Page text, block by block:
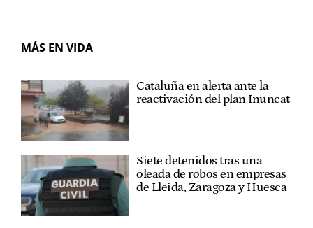
MÁS EN VIDA
Cataluña en alerta ante la
reactivación del plan Inuncat
Siete detenidos tras una
oleada de robos en empresas
de Lleida, Zaragoza y Huesca